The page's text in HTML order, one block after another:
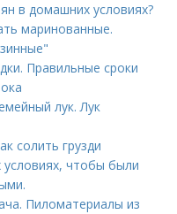
в домашних условиях?
маринованные.
Правильные сроки
лук. Лук
солить грузди
чтобы были
Пиломатериалы из